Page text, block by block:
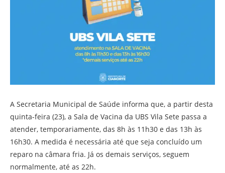
A Secretaria Municipal de Saúde informa que, a partir desta
quinta-feira (23), a Sala de Vacina da UBS Vila Sete passa a
atender, temporariamente, das 8h às 11h30 e das 13h às
16h30. A medida é necessária até que seja concluído um
reparo na câmara fria. Já os demais serviços, seguem
normalmente, até as 22h.